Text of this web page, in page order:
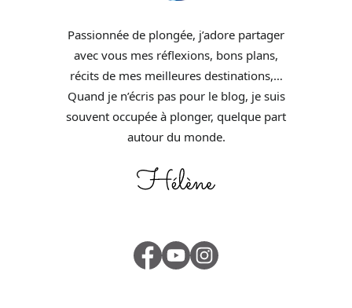
Passionnée de plongée, j’adore partager
avec vous mes réflexions, bons plans,
récits de mes meilleures destinations,…
Quand je n’écris pas pour le blog, je suis
souvent occupée à plonger, quelque part
autour du monde.